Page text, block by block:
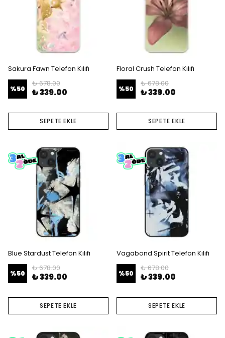
Sakura Fawn Telefon Kılıfı
%50
₺ 678.00
₺ 339.00
SEPETE EKLE
Floral Crush Telefon Kılıfı
%50
₺ 678.00
₺ 339.00
SEPETE EKLE
Blue Stardust Telefon Kılıfı
%50
₺ 678.00
₺ 339.00
SEPETE EKLE
Vagabond Spirit Telefon Kılıfı
%50
₺ 678.00
₺ 339.00
SEPETE EKLE